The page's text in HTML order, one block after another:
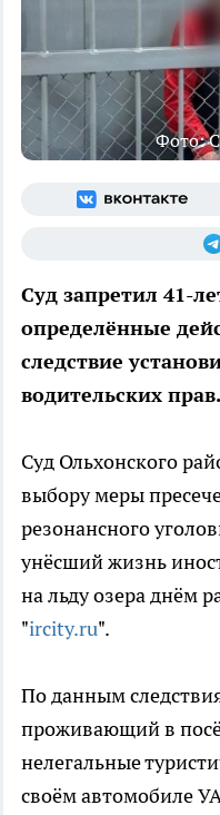
Фото:
Суд запретил 41-
определённые
следствие
водительских прав.
Суд Ольхонского
выбору меры
резонансного
унёсший жизнь
на льду озера днём
"ircity.ru".
По данным
проживающий в
нелегальные
своём автомобиле